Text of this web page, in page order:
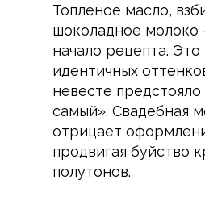
Топленое масло,
шоколадное молоко
начало рецепта.
идентичных
невесте
самый». Свадебная
отрицает
продвигая буйство
полутонов.